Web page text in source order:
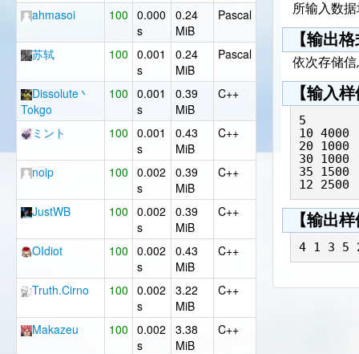
ahmasoi 100 0.000
s
0.24
MiB
Pascal
苏轼 100 0.001
s
0.24
MiB
Pascal
Dissolute丶
Tokgo
100 0.001
s
0.39
MiB
C++
ミント 100 0.001
s
0.43
MiB
C++
noip 100 0.002
s
0.39
MiB
C++
JustWB 100 0.002
s
0.39
MiB
C++
OIdiot 100 0.002
s
0.43
MiB
C++
Truth.Cirno 100 0.002
s
3.22
MiB
C++
Makazeu 100 0.002
s
3.38
MiB
C++
所输入数
【输出
依次存储
【输入
5
10 4000
20 1000
30 1000
35 1500
【输出